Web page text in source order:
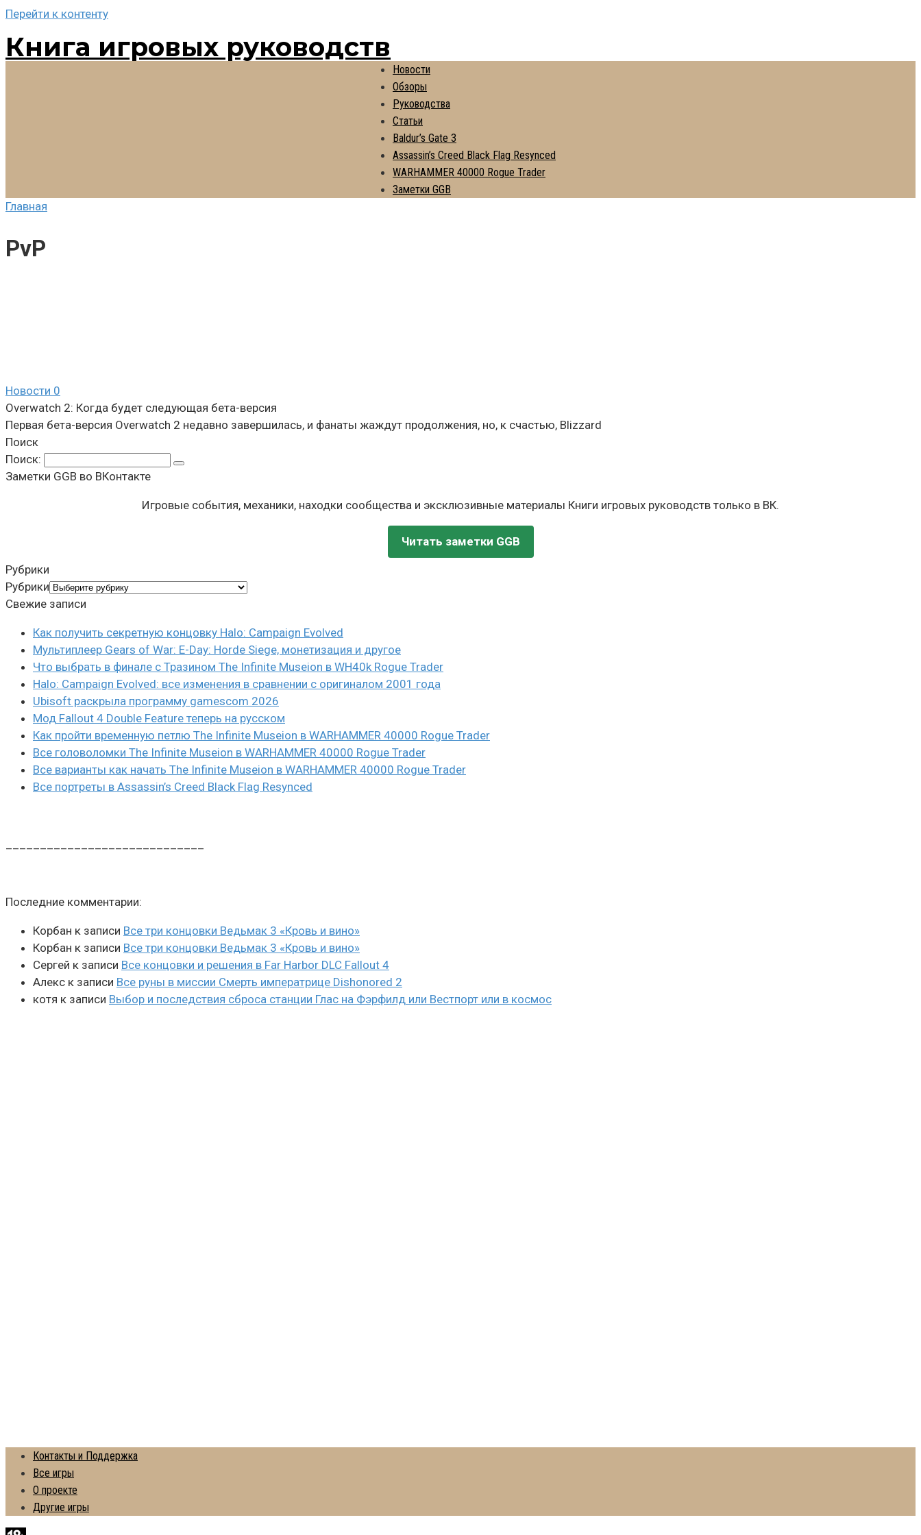
Перейти к контенту
Книга игровых руководств
Новости
Обзоры
Руководства
Статьи
Baldur’s Gate 3
Assassin’s Creed Black Flag Resynced
WARHAMMER 40000 Rogue Trader
Заметки GGB
Главная
PvP
Новости 0
Overwatch 2: Когда будет следующая бета-версия
Первая бета-версия Overwatch 2 недавно завершилась, и фанаты жаждут продолжения, но, к счастью, Blizzard
Поиск
Поиск:
Заметки GGB во ВКонтакте
Игровые события, механики, находки сообщества и эксклюзивные материалы Книги игровых руководств только в ВК.
Читать заметки GGB
Рубрики
Рубрики
Свежие записи
Как получить секретную концовку Halo: Campaign Evolved
Мультиплеер Gears of War: E-Day: Horde Siege, монетизация и другое
Что выбрать в финале с Тразином The Infinite Museion в WH40k Rogue Trader
Halo: Campaign Evolved: все изменения в сравнении с оригиналом 2001 года
Ubisoft раскрыла программу gamescom 2026
Мод Fallout 4 Double Feature теперь на русском
Как пройти временную петлю The Infinite Museion в WARHAMMER 40000 Rogue Trader
Все головоломки The Infinite Museion в WARHAMMER 40000 Rogue Trader
Все варианты как начать The Infinite Museion в WARHAMMER 40000 Rogue Trader
Все портреты в Assassin’s Creed Black Flag Resynced
Последние комментарии:
Корбан к записи Все три концовки Ведьмак 3 «Кровь и вино»
Корбан к записи Все три концовки Ведьмак 3 «Кровь и вино»
Сергей к записи Все концовки и решения в Far Harbor DLC Fallout 4
Алекс к записи Все руны в миссии Смерть императрице Dishonored 2
котя к записи Выбор и последствия сброса станции Глас на Фэрфилд или Вестпорт или в космос
Контакты и Поддержка
Все игры
О проекте
Другие игры